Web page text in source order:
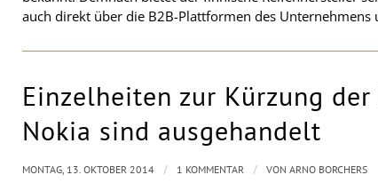
auch direkt über die B2B-Plattformen des Unternehmens
Einzelheiten zur Kürzung
Nokia sind ausgehandelt
MONTAG, 13. OKTOBER 2014 / 1 KOMMENTAR / VON ARNO BORCHERS